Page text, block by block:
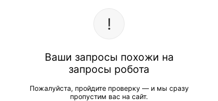
Ваши запросы похожи на
запросы робота
Пожалуйста, пройдите проверку — и мы сразу
пропустим вас на сайт.